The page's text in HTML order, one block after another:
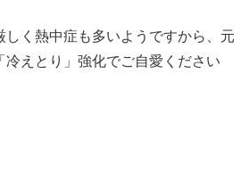
しく熱中症も多いようですから、元
冷えとり」強化でご自愛ください